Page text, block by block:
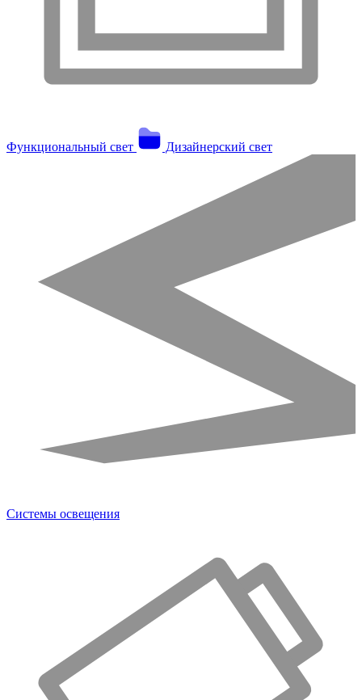
Функциональный свет Дизайнерский свет
Системы освещения